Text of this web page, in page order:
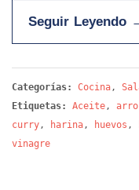
Seguir Leyendo
Categorías: Cocina ,
Etiquetas:
Aceite ,
curry , harina , huevos ,
vinagre